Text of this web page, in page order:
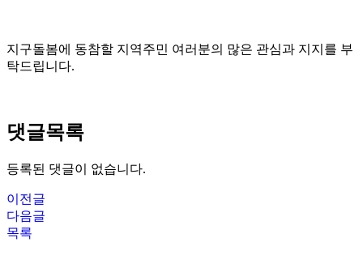
지구돌봄에 동참할 지역주민 여러분의 많은 관심과 지지를 부
탁드립니다.
댓글목록
등록된 댓글이 없습니다.
이전글
다음글
목록